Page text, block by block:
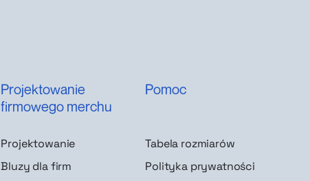
Projektowanie
firmowego merchu
Projektowanie
Bluzy dla firm
Pomoc
Tabela rozmiarów
Polityka prywatności